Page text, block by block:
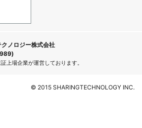
ノロジー株式会社
上場企業が運営しております。
© 2015 SHARINGTECHNOLOGY INC.